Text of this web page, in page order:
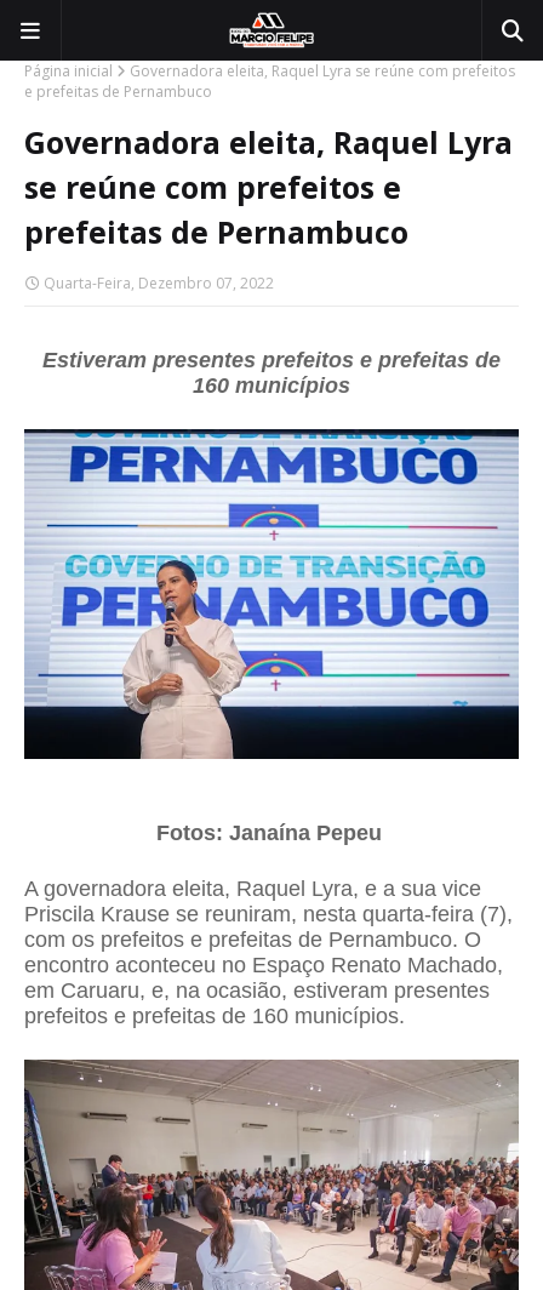
Página inicial
Governadora eleita, Raquel Lyra se reúne com prefeitos
e prefeitas de Pernambuco
Governadora eleita, Raquel Lyra
se reúne com prefeitos e
prefeitas de Pernambuco
Quarta-Feira, Dezembro 07, 2022
Estiveram presentes prefeitos e prefeitas de
160 municípios
Fotos: Janaína Pepeu
A governadora eleita, Raquel Lyra, e a sua vice
Priscila Krause se reuniram, nesta quarta-feira (7),
com os prefeitos e prefeitas de Pernambuco. O
encontro aconteceu no Espaço Renato Machado,
em Caruaru, e, na ocasião, estiveram presentes
prefeitos e prefeitas de 160 municípios.